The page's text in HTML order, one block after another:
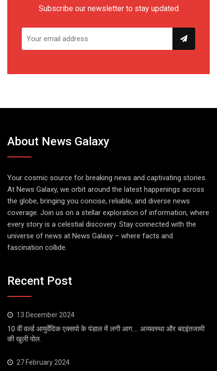
Subscribe our newsletter to stay updated
About News Galaxy
Your cosmic source for breaking news and captivating stories.
At News Galaxy, we orbit around the latest happenings across
the globe, bringing you concise, reliable, and diverse news
coverage. Join us on a stellar exploration of information, where
every story is a celestial discovery. Stay connected with the
universe of news at News Galaxy – where facts and
fascination collide.
Recent Post
13 December 2024
10 वीं वर्ल्ड आयुर्वेदिक एक्सपो के पंडाल में लगी आग…. अव्यवस्था और बदइंतजामी
की खुली पोल.
27 February 2024